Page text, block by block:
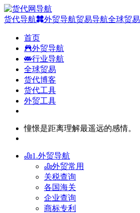
货代导航 外贸导航贸易导航全球贸易
首页
外贸导航
行业导航
全球贸易
货代博客
货代工具
外贸工具
憧憬是距离理解最遥远的感情。
1.外贸导航
外贸常用
关税查询
各国海关
企业查询
商标专利